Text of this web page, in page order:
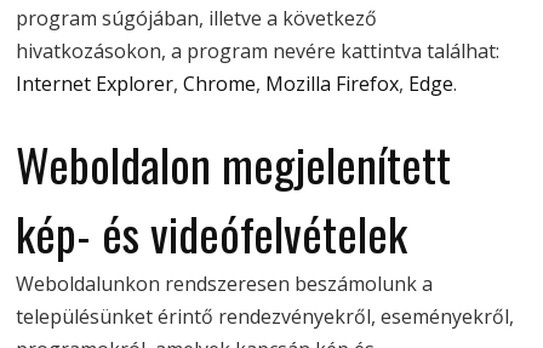
program súgójában, illetve a következő
hivatkozásokon, a program nevére kattintva találhat:
Internet Explorer,Chrome, Mozilla Firefox, Edge.
Weboldalon megjelenített
kép- és videófelvételek
Weboldalunkon rendszeresen beszámolunk a
településünket érintő rendezvényekről, eseményekről,